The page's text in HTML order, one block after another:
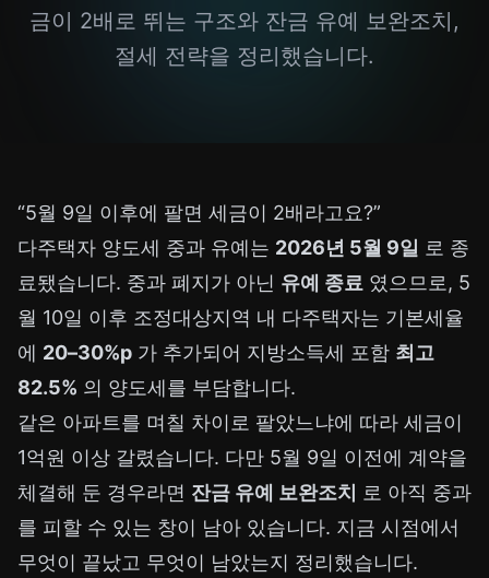
금이 2배로 뛰는 구조와 잔금 유예 보완조치,
절세 전략을 정리했습니다.
“5월 9일 이후에 팔면 세금이 2배라고요?”
다주택자 양도세 중과 유예는 2026년 5월 9일 로 종
료됐습니다. 중과 폐지가 아닌 유예 종료 였으므로, 5
월 10일 이후 조정대상지역 내 다주택자는 기본세율
에 20–30%p 가 추가되어 지방소득세 포함 최고
82.5% 의 양도세를 부담합니다.
같은 아파트를 며칠 차이로 팔았느냐에 따라 세금이
1억원 이상 갈렸습니다. 다만 5월 9일 이전에 계약을
체결해 둔 경우라면 잔금 유예 보완조치
로 아직 중과
를 피할 수 있는 창이 남아 있습니다. 지금 시점에서
무엇이 끝났고 무엇이 남았는지 정리했습니다.